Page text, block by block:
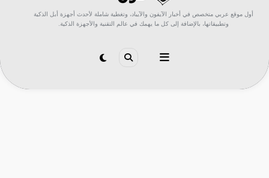
أول موقع عربي متخصص في أخبار الآيفون والآيباد، وتغطية شاملة لأحدث أجهزة أبل الذكية
وتطبيقاتها، بالإضافة إلى كل ما يهمك في عالم التقنية والأجهزة الذكية.